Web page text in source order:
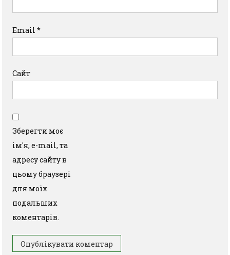
Email*
Сайт
Зберегти моє
ім'я, e-mail, та
адресу сайту в
цьому браузері
для моїх
подальших
коментарів.